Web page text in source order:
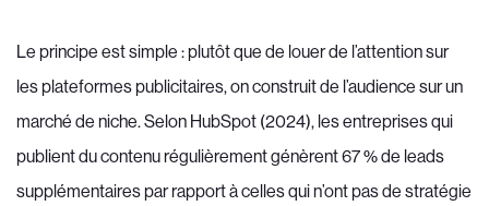
Le principe est simple : plutôt que de louer de l’attention sur
les plateformes publicitaires, on construit de l’audience sur un
marché de niche. Selon HubSpot (2024), les entreprises qui
publient du contenu régulièrement génèrent 67 % de leads
supplémentaires par rapport à celles qui n’ont pas de stratégie